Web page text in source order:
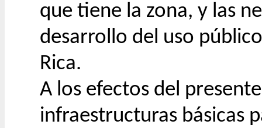
que tiene la zona, y las
desarrollo del uso
Rica.
A los efectos del
infraestructuras básicas